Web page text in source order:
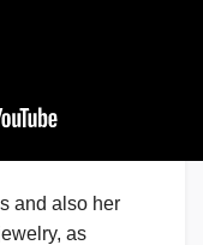
and also her
as